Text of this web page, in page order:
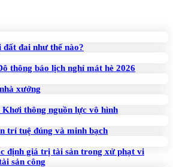
đai như thế nào?
thông báo lịch nghỉ mát hè 2026
xưởng
thông nguồn lực vô hình
trí tuệ đúng và minh bạch
định giá trị tài sản trong xử phạt vi
sản công